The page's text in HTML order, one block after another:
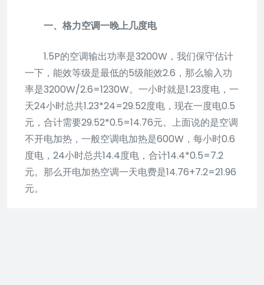
一、格力空调一晚上几度电
1.5P的空调输出功率是3200W，我们保守估计
一下，能效等级是最低的5级能效2.6，那么输入功
率是3200W/2.6=1230W。一小时就是1.23度电，一
天24小时总共1.23*24=29.52度电，现在一度电0.5
元，合计需要29.52*0.5=14.76元。上面说的是空调
不开电加热，一般空调电加热是600W，每小时0.6
度电，24小时总共14.4度电，合计14.4*0.5=7.2
元。那么开电加热空调一天电费是14.76+7.2=21.96
元。